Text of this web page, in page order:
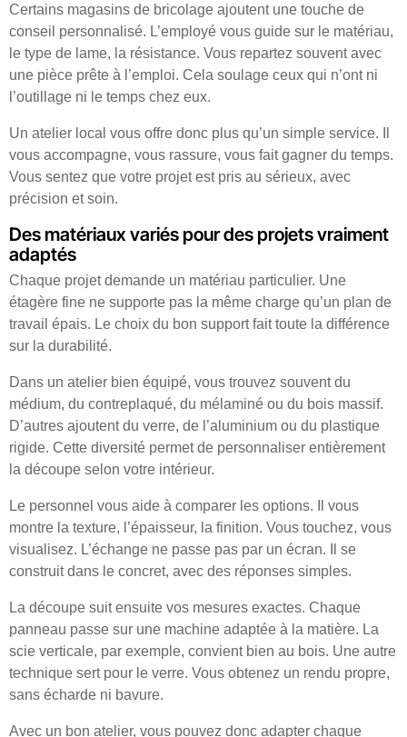
Certains magasins de bricolage ajoutent une touche de
conseil personnalisé. L’employé vous guide sur le matériau,
le type de lame, la résistance. Vous repartez souvent avec
une pièce prête à l’emploi. Cela soulage ceux qui n’ont ni
l’outillage ni le temps chez eux.
Un atelier local vous offre donc plus qu’un simple service. Il
vous accompagne, vous rassure, vous fait gagner du temps.
Vous sentez que votre projet est pris au sérieux, avec
précision et soin.
Des matériaux variés pour des projets vraiment
adaptés
Chaque projet demande un matériau particulier. Une
étagère fine ne supporte pas la même charge qu’un plan de
travail épais. Le choix du bon support fait toute la différence
sur la durabilité.
Dans un atelier bien équipé, vous trouvez souvent du
médium, du contreplaqué, du mélaminé ou du bois massif.
D’autres ajoutent du verre, de l’aluminium ou du plastique
rigide. Cette diversité permet de personnaliser entièrement
la découpe selon votre intérieur.
Le personnel vous aide à comparer les options. Il vous
montre la texture, l’épaisseur, la finition. Vous touchez, vous
visualisez. L’échange ne passe pas par un écran. Il se
construit dans le concret, avec des réponses simples.
La découpe suit ensuite vos mesures exactes. Chaque
panneau passe sur une machine adaptée à la matière. La
scie verticale, par exemple, convient bien au bois. Une autre
technique sert pour le verre. Vous obtenez un rendu propre,
sans écharde ni bavure.
Avec un bon atelier, vous pouvez donc adapter chaque